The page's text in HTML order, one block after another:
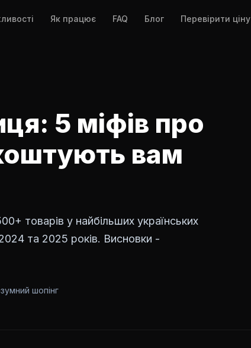
Як працює FAQ Блог Перевірити ціну
5 міфів про
вам
товарів у найбільших українських
та 2025 років. Висновки -
шопінг